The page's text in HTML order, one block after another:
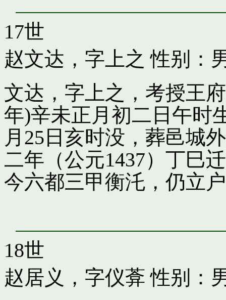
17世
赵文达，字上之 性别：
文达，字上之，考授王
年)辛未正月初二日午时
月25日亥时没，葬邑城
二年（公元1437）丁巳
今六都三甲衡汑，仍立
18世
赵居义，字仪葊 性别：